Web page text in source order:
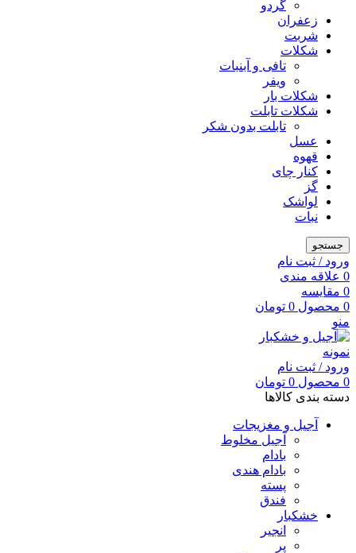
گردو
زعفران
شربت
شکلات
تافی و آبنبات
ویفر
شکلات بار
شکلات تابلت
تابلت بدون شکر
عسل
قهوه
کنار چای
گز
لواشک
نبات
جستجو
ورود / ثبت نام
0 علاقه مندی
0 مقایسه
0 محصول 0 تومان
منو
ورود / ثبت نام
0 محصول 0 تومان
دسته بندی کالاها
آجیل و مغزیجات
آجیل مخلوط
بادام
بادام هندی
پسته
فندق
خشکبار
انجیر
پر